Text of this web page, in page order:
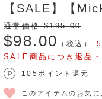
【SALE】【
通常価格 $‌195.00
$‌98.00 （税込）
SALE商品につき返品
105ポイント還元
このアイテムのお気に